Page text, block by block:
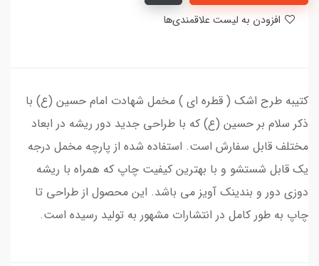
کتیبه طرح اشک ( قطره ای ) مخمل شهادت امام حسین (ع) با
ذکر سلام بر حسین (ع) که با طراحی جدید دور ریشه در ابعاد
مختلف قابل سفارش است. استفاده شده از پارچه مخمل درجه
یک قابل شستشو و با بهترین کیفیت چاپ که همراه با ریشه
دوزی دور و بندینک آویز می باشد. این محصول از طراحی تا
چاپ به طور کامل در انتشارات مشهور به تولید رسیده است.